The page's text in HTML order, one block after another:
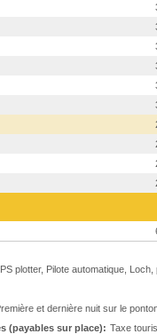
plotter, Pilote automatique,
et dernière nuit sur le
(payables sur place): Taxe